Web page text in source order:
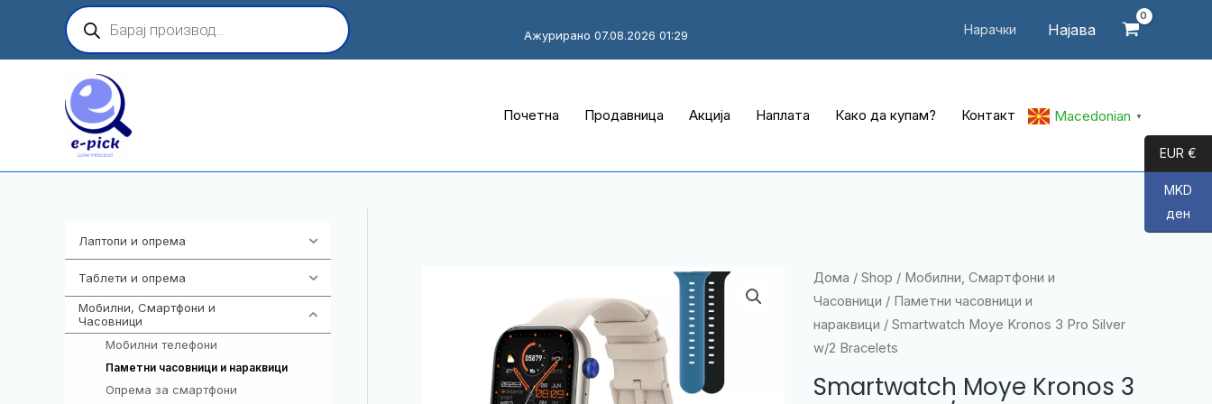
content
Products
search
Нарачки Најава
Ажурирано 07.08.2026 01:29
Почетна Продавница Акција Наплата Како да купам? Контакт Macedonian ▼
Лаптопи и опрема
Таблети и опрема
Мобилни, Смартфони и
Часовници
Мобилни телефони
Паметни часовници и нараквици
Опрема за смартфони
Дома / Shop / Мобилни, Смартфони и
Часовници / Паметни часовници и
нараквици / Smartwatch Moye Kronos 3 Pro Silver
w/2 Bracelets
Smartwatch Moye Kronos 3
EUR €
MKD
ден